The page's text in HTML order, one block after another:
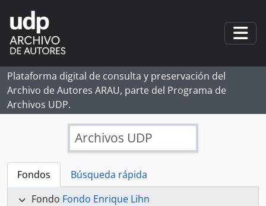
Skip to main content
Plataforma digital de consulta y preservación del
Archivo de Autores ARAU, parte del Programa de
Archivos UDP.
Archivos UDP
Fondos
Búsqueda rápida
Fondo Fondo Enrique Lihn